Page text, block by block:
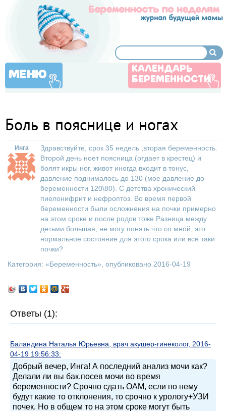
МЕНЮ
КАЛЕНДАРЬ
БЕРЕМЕННОСТИ
Боль в пояснице и ногах
Инга
Здравствуйте, срок 35 недель ,вторая беременность.
Второй день ноет поясница (отдает в крестец) и
болят икры ног, живот иногда входит в тонус,
давление поднималось до 130 (мое давление до
беременности 120\80). С детства хронический
пиелонифрит и нефроптоз. Во время первой
беременности были осложнения на почки примерно
на этом сроке и после родов тоже.Разница между
детьми большая, не могу понять что со мной, это
нормальное состояние для этого срока или все таки
почки?
Категория: «Беременность», опубликовано 2016-04-19
Ответы (1):
Баландина Наталья Юрьевна, врач акушер-гинеколог, 2016-
04-19 19:56:33:
Добрый вечер, Инга! А последний анализ мочи как?
Делали ли вы бак.посев мочи во время
беременности? Срочно сдать ОАМ, если по нему
будут какие то отклонения, то срочно к урологу+УЗИ
почек. Но в общем то на этом сроке могут быть